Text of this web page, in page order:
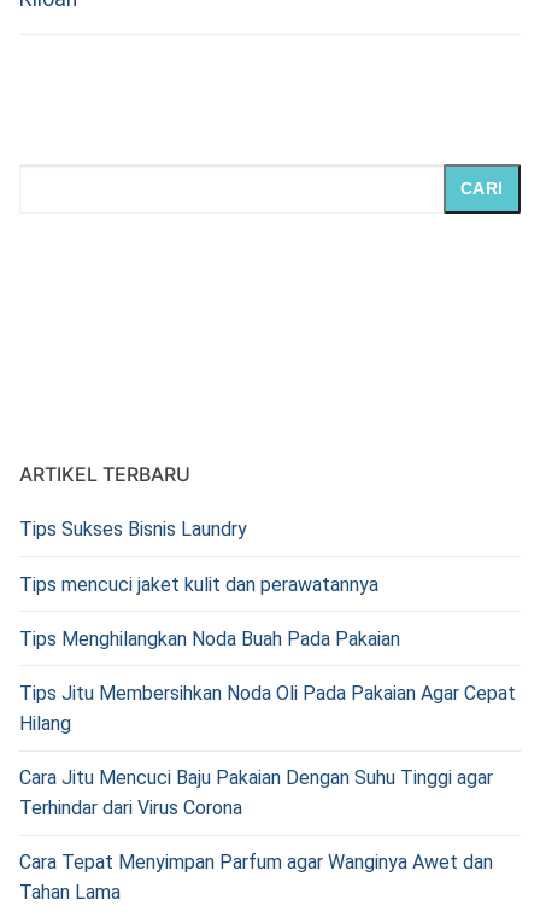
CARI
ARTIKEL TERBARU
Tips Sukses Bisnis Laundry
Tips mencuci jaket kulit dan perawatannya
Tips Menghilangkan Noda Buah Pada Pakaian
Tips Jitu Membersihkan Noda Oli Pada Pakaian Agar Cepat
Hilang
Cara Jitu Mencuci Baju Pakaian Dengan Suhu Tinggi agar
Terhindar dari Virus Corona
Cara Tepat Menyimpan Parfum agar Wanginya Awet dan
Tahan Lama